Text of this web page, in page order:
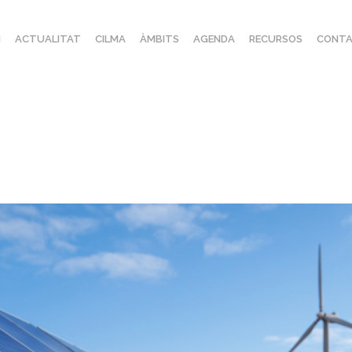
ACTUALITAT CILMA ÀMBITS AGENDA RECURSOS